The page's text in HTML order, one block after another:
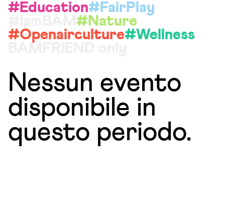
#Education#FairPlay
#Nature
#Openairculture#Wellness
Nessun evento
disponibile in
questo periodo.